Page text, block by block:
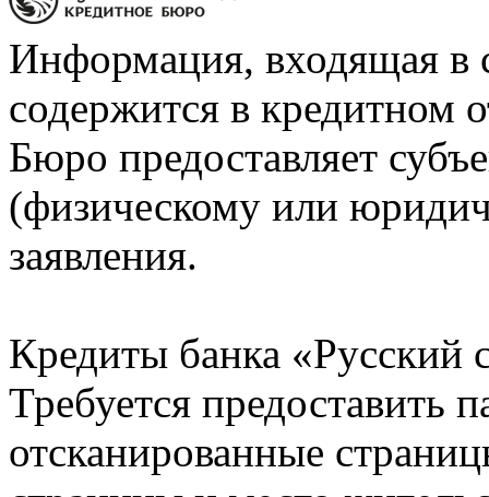
Информация, входящая в
содержится в кредитном
Бюро предоставляет
(физическому или
заявления.
Кредиты банка «Русский
Требуется предоставить
отсканированные